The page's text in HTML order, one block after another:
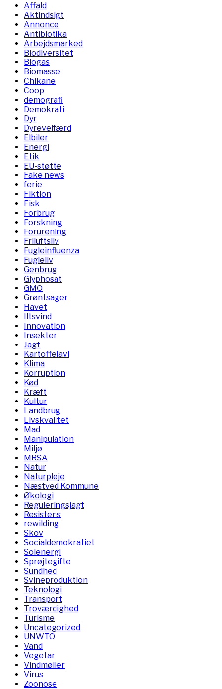
Affald
Aktindsigt
Annonce
Antibiotika
Arbejdsmarked
Biodiversitet
Biogas
Biomasse
Chikane
Coop
demografi
Demokrati
Dyr
Dyrevelfærd
Elbiler
Energi
Etik
EU-støtte
Fake news
ferie
Fiktion
Fisk
Forbrug
Forskning
Forurening
Friluftsliv
Fugleinfluenza
Fugleliv
Genbrug
Glyphosat
GMO
Grøntsager
Havet
Iltsvind
Innovation
Insekter
Jagt
Kartoffelavl
Klima
Korruption
Kød
Kræft
Kultur
Landbrug
Livskvalitet
Mad
Manipulation
Miljø
MRSA
Natur
Naturpleje
Næstved Kommune
Økologi
Reguleringsjagt
Resistens
rewilding
Skov
Socialdemokratiet
Solenergi
Sprøjtegifte
Sundhed
Svineproduktion
Teknologi
Transport
Troværdighed
Turisme
Uncategorized
UNWTO
Vand
Vegetar
Vindmøller
Virus
Zoonose